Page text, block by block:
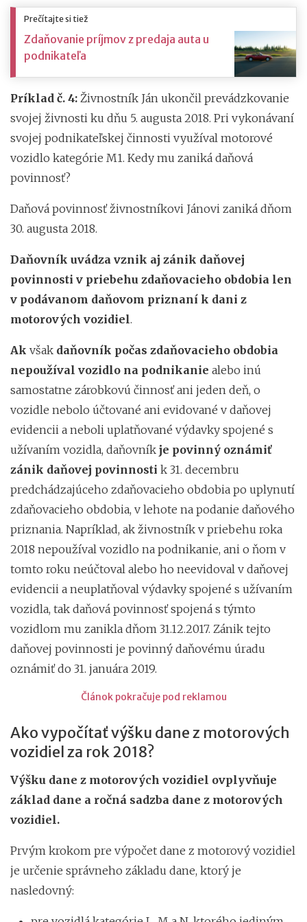
Prečítajte si tiež
Zdaňovanie príjmov z predaja auta u
podnikateľa
Príklad č. 4: Živnostník Ján ukončil prevádzkovanie
svojej živnosti ku dňu 5. augusta 2018. Pri vykonávaní
svojej podnikateľskej činnosti využíval motorové
vozidlo kategórie M1. Kedy mu zaniká daňová
povinnosť?
Daňová povinnosť živnostníkovi Jánovi zaniká dňom
30. augusta 2018.
Daňovník uvádza vznik aj zánik daňovej
povinnosti v priebehu zdaňovacieho obdobia len
v podávanom daňovom priznaní k dani z
motorových vozidiel.
Ak však daňovník počas zdaňovacieho obdobia
nepoužíval vozidlo na podnikanie alebo inú
samostatne zárobkovú činnosť ani jeden deň, o
vozidle nebolo účtované ani evidované v daňovej
evidencii a neboli uplatňované výdavky spojené s
užívaním vozidla, daňovník je povinný oznámiť
zánik daňovej povinnosti k 31. decembru
predchádzajúceho zdaňovacieho obdobia po uplynutí
zdaňovacieho obdobia, v lehote na podanie daňového
priznania. Napríklad, ak živnostník v priebehu roka
2018 nepoužíval vozidlo na podnikanie, ani o ňom v
tomto roku neúčtoval alebo ho neevidoval v daňovej
evidencii a neuplatňoval výdavky spojené s užívaním
vozidla, tak daňová povinnosť spojená s týmto
vozidlom mu zanikla dňom 31.12.2017. Zánik tejto
daňovej povinnosti je povinný daňovému úradu
oznámiť do 31. januára 2019.
Článok pokračuje pod reklamou
Ako vypočítať výšku dane z motorových
vozidiel za rok 2018?
Výšku dane z motorových vozidiel ovplyvňuje
základ dane a ročná sadzba dane z motorových
vozidiel.
Prvým krokom pre výpočet dane z motorový vozidiel
je určenie správneho základu dane, ktorý je
nasledovný: